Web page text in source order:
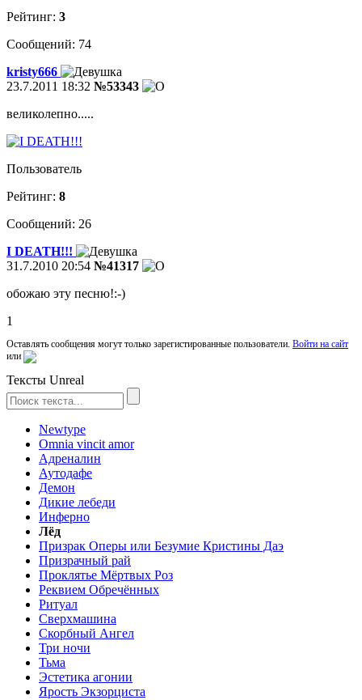
Рейтинг: 3
Сообщений: 74
kristy666
23.7.2011 18:32 №53343
великолепно.....
Пользователь
Рейтинг: 8
Сообщений: 26
I DEATH!!!
31.7.2010 20:54 №41317
обожаю эту песню!:-)
1
Оставлять сообщения могут только зарегистированные пользователи. Войти на сайт
или
Тексты Unreal
Newtype
Omnia vincit amor
Адреналин
Аутодафе
Демон
Дикие лебеди
Инферно
Лёд
Призрак Оперы или Безумие Кристины Даэ
Призрачный рай
Проклятье Мёртвых Роз
Реквием Обречённых
Ритуал
Сверхмашина
Скорбный Ангел
Три ночи
Тьма
Эстетика агонии
Ярость Экзорциста